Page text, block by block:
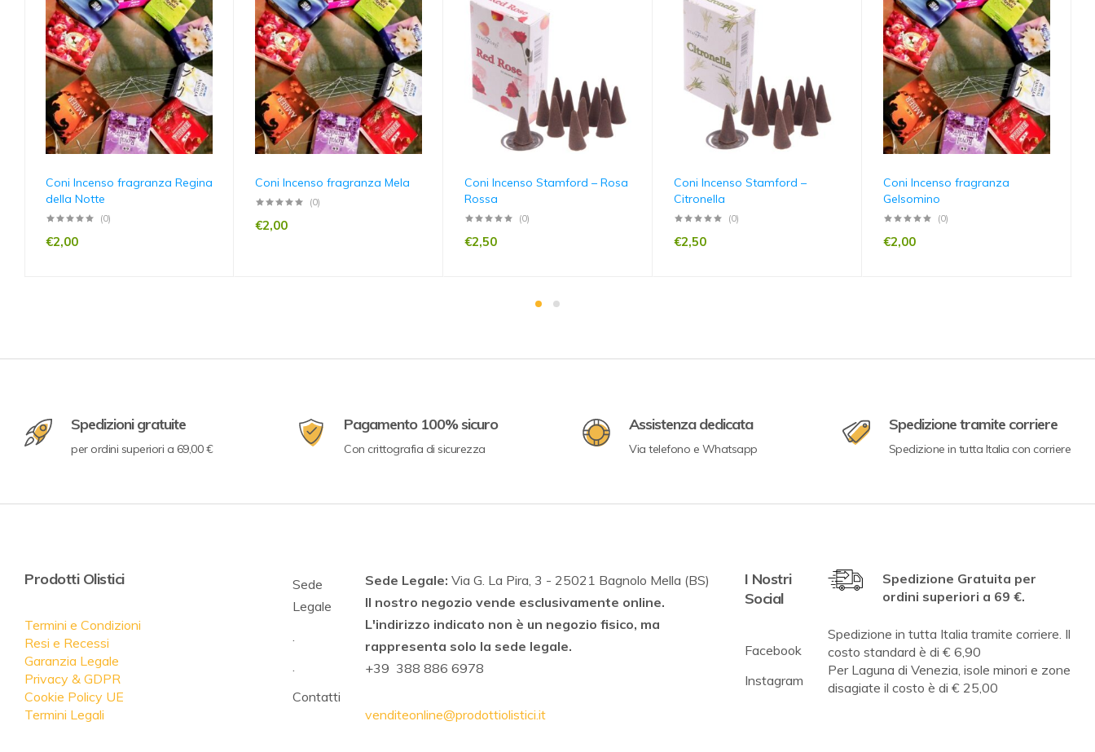
Coni Incenso fragranza Regina
della Notte
(0)
€2,00
Coni Incenso fragranza Mela
(0)
€2,00
Coni Incenso Stamford – Rosa
Rossa
(0)
€2,50
Coni Incenso Stamford –
Citronella
(0)
€2,50
Coni Incenso fragranza
Gelsomino
(0)
€2,00
Spedizioni gratuite
per ordini superiori a 69,00 €
Pagamento 100% sicuro
Con crittografia di sicurezza
Assistenza dedicata
Via telefono e Whatsapp
Spedizione tramite corriere
Spedizione in tutta Italia con corriere
Prodotti Olistici
Termini e Condizioni
Resi e Recessi
Garanzia Legale
Privacy & GDPR
Cookie Policy UE
Termini Legali
Sede
Legale
.
.
Contatti
Sede Legale: Via G. La Pira, 3 - 25021 Bagnolo Mella (BS)
Il nostro negozio vende esclusivamente online.
L'indirizzo indicato non è un negozio fisico, ma
rappresenta solo la sede legale.
+39 388 886 6978
venditeonline@prodottiolistici.it
I Nostri
Social
Facebook
Instagram
Spedizione Gratuita per
ordini superiori a 69 €.
Spedizione in tutta Italia tramite corriere. Il
costo standard è di € 6,90
Per Laguna di Venezia, isole minori e zone
disagiate il costo è di € 25,00